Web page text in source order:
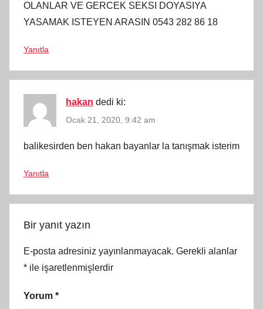
OLANLAR VE GERCEK SEKSI DOYASIYA
YASAMAK ISTEYEN ARASIN 0543 282 86 18
Yanıtla
hakan dedi ki:
Ocak 21, 2020, 9:42 am
balikesirden ben hakan bayanlar la tanışmak isterim
Yanıtla
Bir yanıt yazın
E-posta adresiniz yayınlanmayacak. Gerekli alanlar
* ile işaretlenmişlerdir
Yorum *